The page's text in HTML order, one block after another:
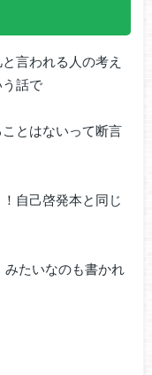
言われる人の考え
話で
とはないって断言
自己啓発本と同じ
みたいなのも書かれ